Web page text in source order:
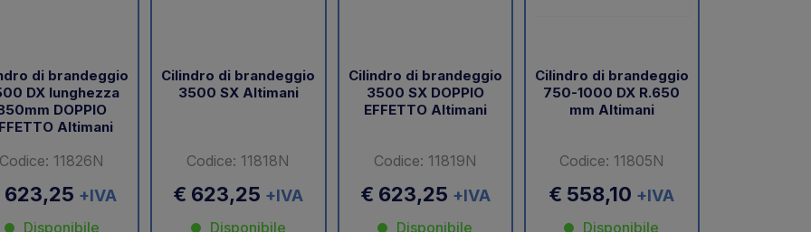
di brandeggio
DX lunghezza
DOPPIO
Altimani
Codice: 11826N
623,25 +IVA
Disponibile
Cilindro di brandeggio
3500 SX Altimani
Codice: 11818N
€ 623,25 +IVA
Disponibile
Cilindro di brandeggio
3500 SX DOPPIO
EFFETTO Altimani
Codice: 11819N
€ 623,25 +IVA
Disponibile
Cilindro di brandeggio
750-1000 DX R.650
mm Altimani
Codice: 11805N
€ 558,10 +IVA
Disponibile